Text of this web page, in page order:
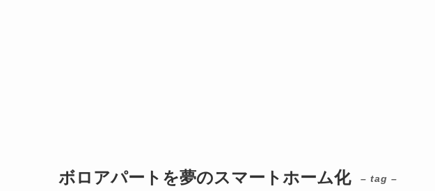
ボロアパートを夢のスマートホーム化 – tag –